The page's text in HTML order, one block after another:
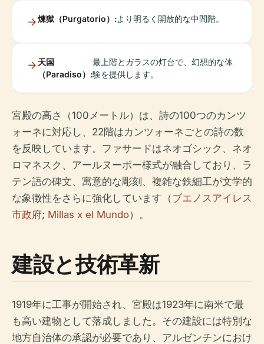
煉獄（Purgatorio）:より明るく開放的な中間階。
天国
（Paradiso）:
最上階とガラスの灯台で、幻想的な体
験を提供します。
宮殿の高さ（100メートル）は、詩の100つのカンツ
ォーネに対応し、22階はカンツォーネごとの詩の数
を反映しています。ファサードはネオゴシック、ネオ
ロマネスク、アールヌーボー様式が融合しており、ラ
テン語の碑文、寓意的な彫刻、複雑な鉄細工が文学的
な象徴性をさらに強化しています（ブエノスアイレス
市政府; Millas x el Mundo）。
建設と技術革新
1919年に工事が開始され、宮殿は1923年に南米で最
も高い建物として落成しました。その建設には特別な
地方自治体の承認が必要であり、アルゼンチンにおけ